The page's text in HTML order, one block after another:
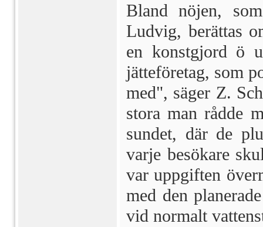
Bland nöjen,
Ludvig, berättas
en konstgjord ö
jätteföretag, som
med", säger Z.
stora man rådde
sundet, där de
varje besökare
var uppgiften
med den
vid normalt